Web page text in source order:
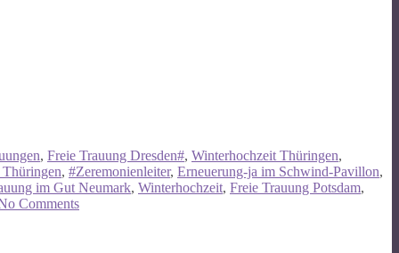
, Freie Trauung Dresden#, Winterhochzeit Thüringen,
Thüringen, #Zeremonienleiter, Erneuerung-ja im Schwind-Pavillon,
im Gut Neumark, Winterhochzeit, Freie Trauung Potsdam,
Comments